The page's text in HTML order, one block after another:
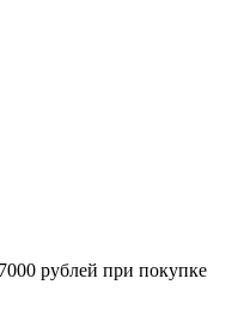
рублей при покупке